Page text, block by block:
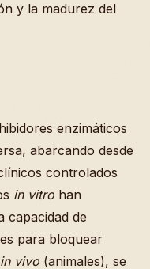
y la madurez del
enzimáticos
abarcando desde
controlados
in vitro han
capacidad de
para bloquear
in vivo (animales), se